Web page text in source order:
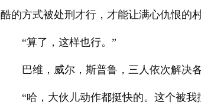
酷的方式被处刑才行，才能让满心仇恨的
“算了，这样也行。”
巴维，威尔，斯普鲁，三人依次解决
“哈，大伙儿动作都挺快的。这个被